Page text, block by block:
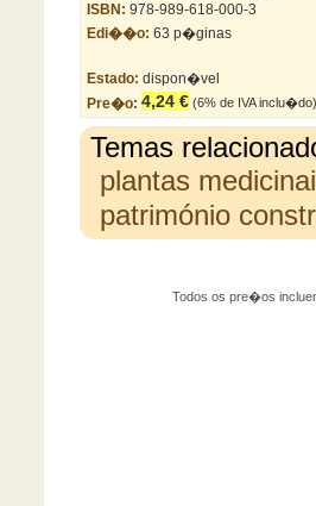
ISBN: 978-989-618-000-3
Edi��o: 63 p�ginas
Estado: dispon�vel
Pre�o: 4,24 € (6% de IVA inclu�do)
Temas
plantas
património
Todos os pre�os